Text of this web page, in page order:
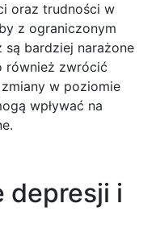
oraz trudności w
z ograniczonym
są bardziej narażone
również zwrócić
w poziomie
wpływać na
depresji i